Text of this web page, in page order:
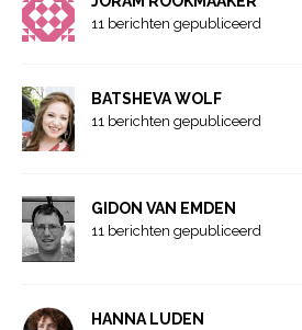
11 berichten gepubliceerd
BATSHEVA WOLF
11 berichten gepubliceerd
GIDON VAN EMDEN
11 berichten gepubliceerd
HANNA LUDEN